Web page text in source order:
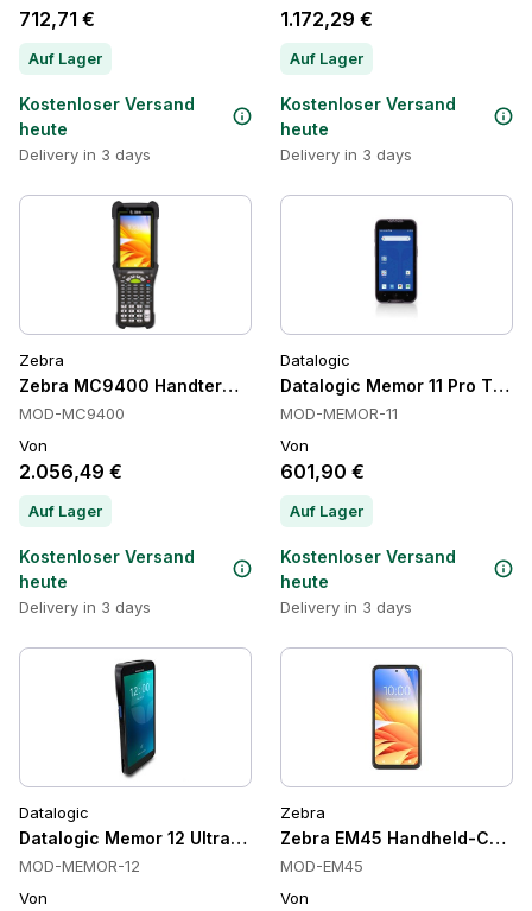
712,71 €
Auf Lager
Kostenloser Versand
heute
Delivery in 3 days
1.172,29 €
Auf Lager
Kostenloser Versand
heute
Delivery in 3 days
Zebra
Zebra MC9400 Handterminals
MOD-MC9400
Von
2.056,49 €
Auf Lager
Kostenloser Versand
heute
Delivery in 3 days
Datalogic
Datalogic Memor 11 Pro
MOD-MEMOR-11
Von
601,90 €
Auf Lager
Kostenloser Versand
heute
Delivery in 3 days
Datalogic
Datalogic Memor 12 UltraTouch 5G Scanner Handheld
MOD-MEMOR-12
Von
Zebra
Zebra EM45 Handheld-
MOD-EM45
Von